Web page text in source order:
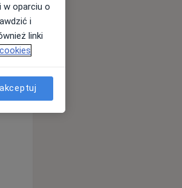
Wt,
11 Sie
w oparciu o
i
linki